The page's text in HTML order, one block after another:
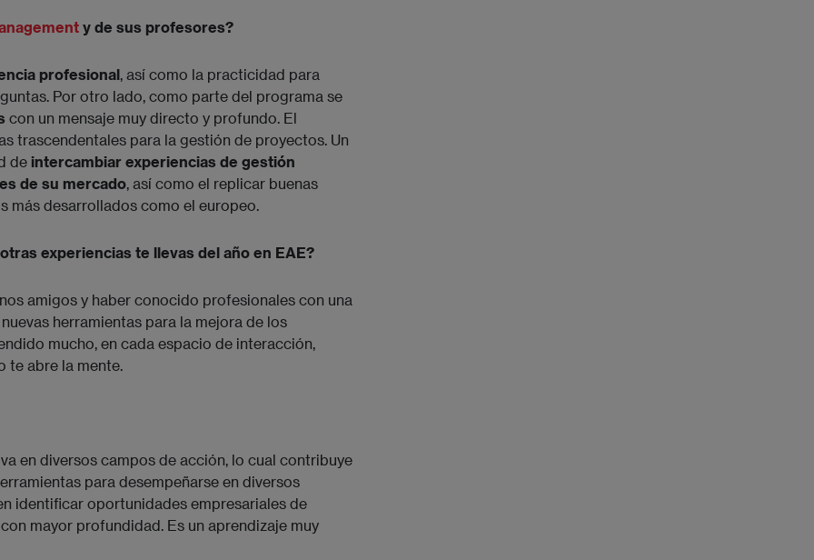
y de sus profesores?
profesional, así como la practicidad para
Por otro lado, como parte del programa se
con un mensaje muy directo y profundo. El
trascendentales para la gestión de proyectos. Un
de intercambiar experiencias de gestión
de su mercado, así como el replicar buenas
más desarrollados como el europeo.
experiencias te llevas del año en EAE?
amigos y haber conocido profesionales con una
herramientas para la mejora de los
mucho, en cada espacio de interacción,
te abre la mente.
en diversos campos de acción, lo cual contribuye
para desempeñarse en diversos
identificar oportunidades empresariales de
mayor profundidad. Es un aprendizaje muy